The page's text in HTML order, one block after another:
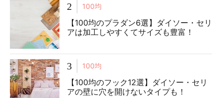
2 100均
【100均のプラダン6選】ダイソー・セリ
アは加工しやすくてサイズも豊富！
3 100均
【100均のフック12選】ダイソー・セリ
アの壁に穴を開けないタイプも！